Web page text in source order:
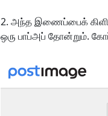
அந்த இணைப்பைக் கிளிக்
ஒரு பாப்அப் தோன்றும்.